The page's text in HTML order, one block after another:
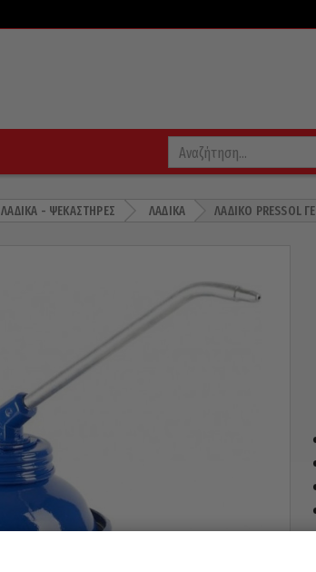
ΛΑΔΙΚΆ - ΨΕΚΑΣΤΉΡΕΣ ΛΑΔΙΚΆ ΛΑΔΙΚΌ PRESSOL